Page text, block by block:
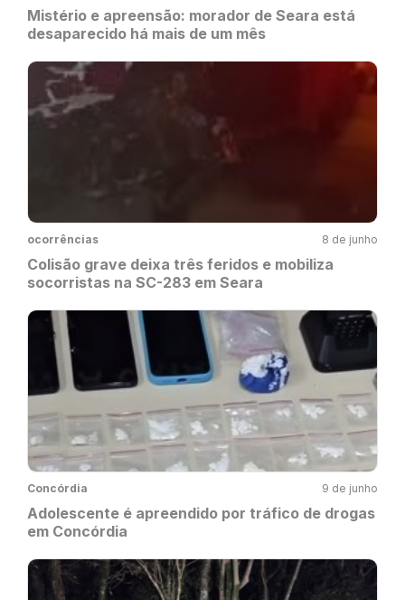
Mistério e apreensão: morador de Seara está
desaparecido há mais de um mês
ocorrências 8 de junho
Colisão grave deixa três feridos e mobiliza
socorristas na SC-283 em Seara
Concórdia 9 de junho
Adolescente é apreendido por tráfico de drogas
em Concórdia